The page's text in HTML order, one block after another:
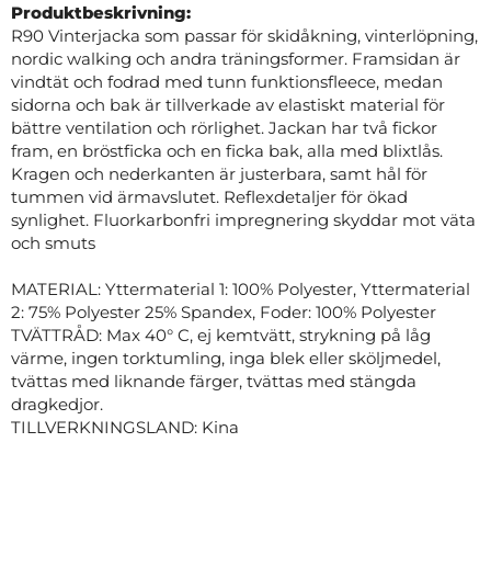
Produktbeskrivning:
R90 Vinterjacka som passar för skidåkning, vinterlöpning,
nordic walking och andra träningsformer. Framsidan är
vindtät och fodrad med tunn funktionsfleece, medan
sidorna och bak är tillverkade av elastiskt material för
bättre ventilation och rörlighet. Jackan har två fickor
fram, en bröstficka och en ficka bak, alla med blixtlås.
Kragen och nederkanten är justerbara, samt hål för
tummen vid ärmavslutet. Reflexdetaljer för ökad
synlighet. Fluorkarbonfri impregnering skyddar mot väta
och smuts
MATERIAL: Yttermaterial 1: 100% Polyester, Yttermaterial
2: 75% Polyester 25% Spandex, Foder: 100% Polyester
TVÄTTRÅD: Max 40° C, ej kemtvätt, strykning på låg
värme, ingen torktumling, inga blek eller sköljmedel,
tvättas med liknande färger, tvättas med stängda
dragkedjor.
TILLVERKNINGSLAND: Kina